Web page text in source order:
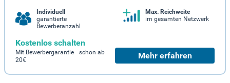
Individuell
garantierte
Bewerberanzahl
Max. Reichweite
im gesamten Netzwerk
Kostenlos schalten
Mit Bewerbergarantie schon ab
20€
Mehr erfahren